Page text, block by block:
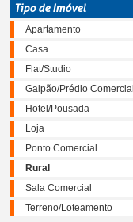
Tipo de Imóvel
Apartamento
Casa
Flat/Studio
Galpão/Prédio Comercial
Hotel/Pousada
Loja
Ponto Comercial
Rural
Sala Comercial
Terreno/Loteamento